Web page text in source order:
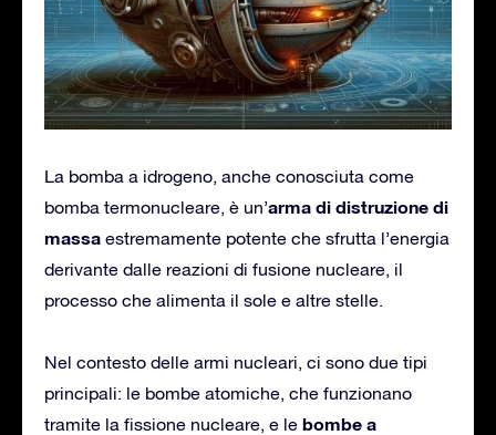
La bomba a idrogeno, anche conosciuta come
bomba termonucleare, è un’arma di distruzione di
massa estremamente potente che sfrutta l’energia
derivante dalle reazioni di fusione nucleare, il
processo che alimenta il sole e altre stelle.
Nel contesto delle armi nucleari, ci sono due tipi
principali: le bombe atomiche, che funzionano
tramite la fissione nucleare, e le bombe a